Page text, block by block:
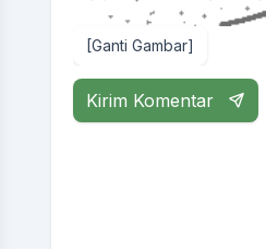
[Ganti Gambar]
Kirim Komentar